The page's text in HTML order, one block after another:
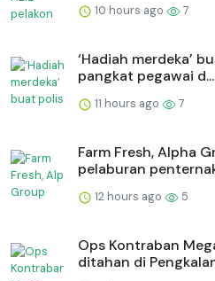
10 hours ago 7
‘Hadiah merdeka’
pangkat pegawai d...
11 hours ago 7
Farm Fresh, Alpha
pelaburan
12 hours ago 5
Ops Kontraban
ditahan di